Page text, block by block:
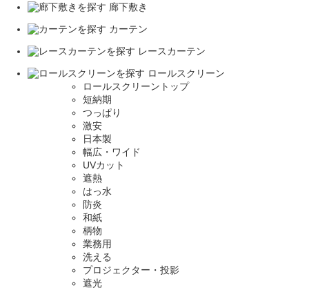
廊下敷き
カーテン
レースカーテン
ロールスクリーン
ロールスクリーントップ
短納期
つっぱり
激安
日本製
幅広・ワイド
UVカット
遮熱
はっ水
防炎
和紙
柄物
業務用
洗える
プロジェクター・投影
遮光